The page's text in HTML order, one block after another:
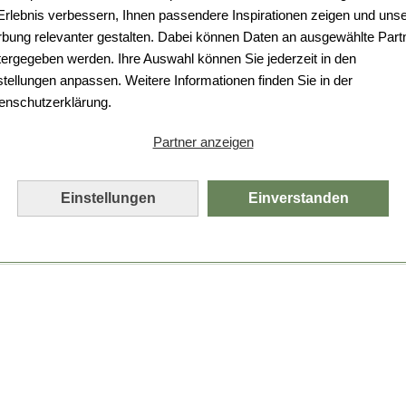
verbessern, Ihnen passendere Inspirationen zeigen und
relevanter gestalten. Dabei können Daten an ausgewählte
werden. Ihre Auswahl können Sie jederzeit in den
anpassen. Weitere Informationen finden Sie in der
Partner anzeigen
Einstellungen Einverstanden
Da ist etwas schiefgelaufen.
Leider ist ein technischer Fehler aufgetreten.
Bitte laden Sie die Seite neu.